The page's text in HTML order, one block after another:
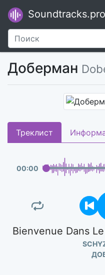
Soundtracks.pro
Доберман
Треклист
00:00